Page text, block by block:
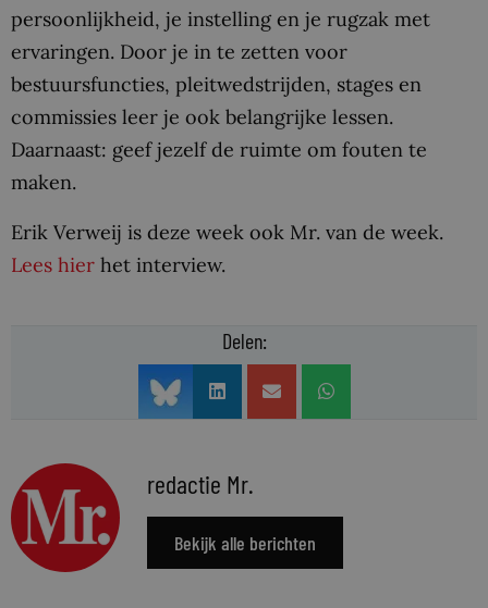
persoonlijkheid, je instelling en je rugzak met
ervaringen. Door je in te zetten voor
bestuursfuncties, pleitwedstrijden, stages en
commissies leer je ook belangrijke lessen.
Daarnaast: geef jezelf de ruimte om fouten te
maken.
Erik Verweij is deze week ook Mr. van de week.
Lees hier het interview.
Delen:
redactie Mr.
Bekijk alle berichten